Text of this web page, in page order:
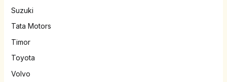
Suzuki
Tata Motors
Timor
Toyota
Volvo